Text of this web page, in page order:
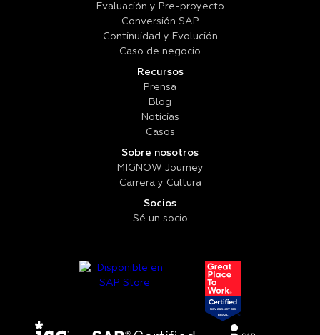
Evaluación y Pre-proyecto
Conversión SAP
Continuidad y Evolución
Caso de negocio
Recursos
Prensa
Blog
Noticias
Casos
Sobre nosotros
MIGNOW Journey
Carrera y Cultura
Socios
Sé un socio